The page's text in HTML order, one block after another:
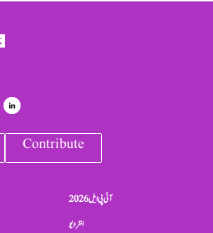
Contribute
آئی پی ایل 2026
انٹرویو